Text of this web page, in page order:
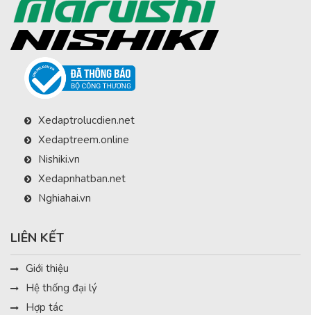
Xedaptrolucdien.net
Xedaptreem.online
Nishiki.vn
Xedapnhatban.net
Nghiahai.vn
LIÊN KẾT
Giới thiệu
Hệ thống đại lý
Hợp tác